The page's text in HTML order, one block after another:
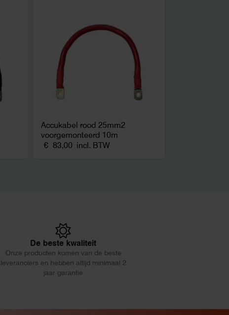
Accukabel rood 25mm2
voorgemonteerd 10m
€ 83,00 incl. BTW
De beste kwaliteit
Onze producten komen van de beste
leveranciers en hebben altijd minimaal 2
jaar garantie